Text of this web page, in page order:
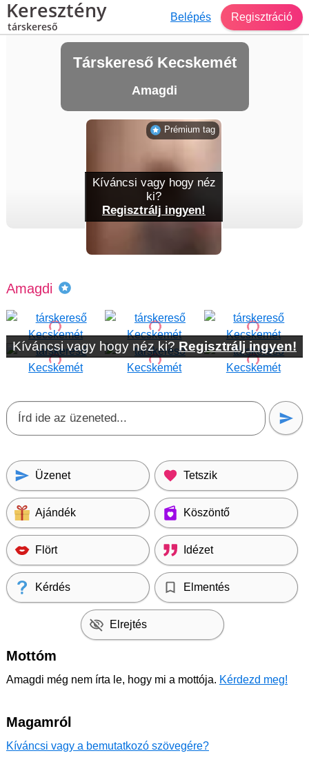
Keresztény
társkereső
Belépés Regisztráció
Társkereső Kecskemét
Amagdi
Amagdi
Kíváncsi vagy hogy néz ki?Regisztrálj ingyen!
Üzenet Tetszik
Ajándék Köszöntő
Flört Idézet
Kérdés Elmentés
Elrejtés
Mottóm
Amagdi még nem írta le, hogy mi a mottója. Kérdezd meg!
Magamról
Kíváncsi vagy a bemutatkozó szövegére?
Kíváncsi vagy hogy néz
ki?
Regisztrálj ingyen!
Prémium tag